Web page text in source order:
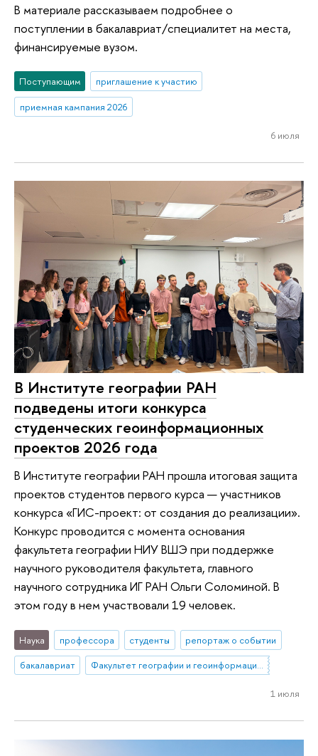
В материале рассказываем подробнее о
поступлении в бакалавриат/специалитет на места,
финансируемые вузом.
Поступающим
приглашение к участию
приемная кампания 2026
6 июля
В Институте географии РАН
подведены итоги конкурса
студенческих геоинформационных
проектов 2026 года
В Институте географии РАН прошла итоговая защита
проектов студентов первого курса — участников
конкурса «ГИС-проект: от создания до реализации».
Конкурс проводится с момента основания
факультета географии НИУ ВШЭ при поддержке
научного руководителя факультета, главного
научного сотрудника ИГ РАН Ольги Соломиной. В
этом году в нем участвовали 19 человек.
Наука профессора студенты
репортаж о событии
бакалавриат
Факультет географии и геоинформационных технологий
1 июля